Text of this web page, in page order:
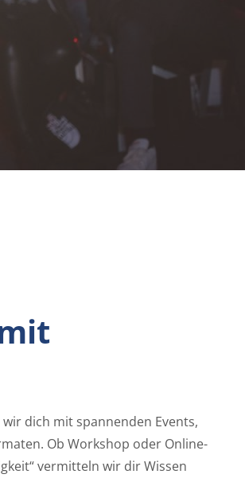
dich mit spannenden Events,
Ob Workshop oder Online-
vermitteln wir dir Wissen